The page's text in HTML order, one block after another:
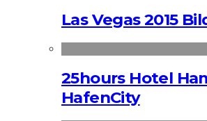
Las Vegas 2015
25hours Hotel
HafenCity